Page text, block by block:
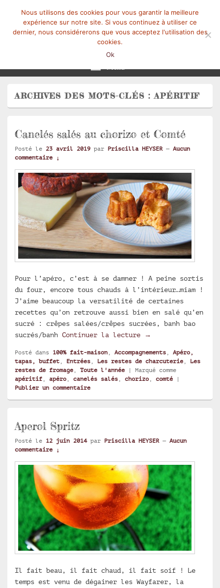
ARCHIVES DES MOTS-CLÉS :APÉRITIF
Canelés salés au chorizo et Comté
Posté le 23 avril 2019 par Priscilla HEYSER — Aucun
commentaire ↓
Pour l’apéro, c’est à se damner ! A peine sortis
du four, encore tous chauds à l’intérieur…miam !
J’aime beaucoup la versatilité de certaines
recettes qu’on retrouve aussi bien en salé qu’en
sucré : crêpes salées/crêpes sucrées, banh bao
sucrés/banh Continuer la lecture Canelés salés au
→
Posté dans 100% fait-maison , Accompagnements , Apéro,
tapas, buffet , Entrées , Les restes de charcuterie , Les
restes de fromage , Toute l'année | Marqué comme
apéritif , apéro , canelés salés , chorizo , comté
|
Publier un commentaire
Aperol Spritz
Posté le 12 juin 2014 par Priscilla HEYSER — Aucun
commentaire ↓
Il fait beau, il fait chaud, il fait soif ! Le
temps est venu de dégainer les Wayfarer, la
Nous utilisons des cookies pour vous garantir la meilleure
expérience sur notre site. Si vous continuez à utiliser ce
dernier, nous considérerons que vous acceptez l'utilisation des
cookies.
Ok